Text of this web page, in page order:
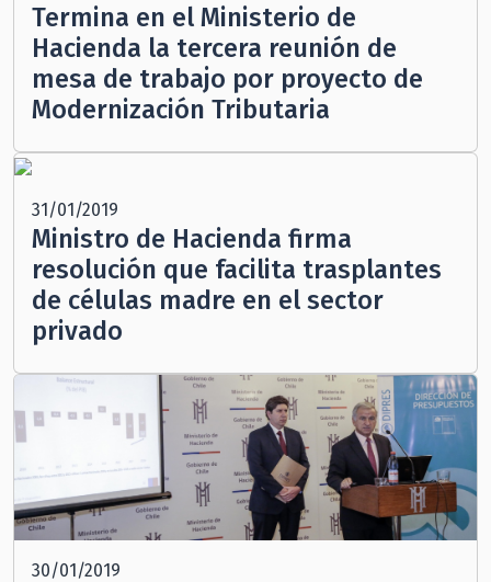
Termina en el Ministerio de
Hacienda la tercera reunión de
mesa de trabajo por proyecto de
Modernización Tributaria
31/01/2019
Ministro de Hacienda firma
resolución que facilita trasplantes
de células madre en el sector
privado
30/01/2019